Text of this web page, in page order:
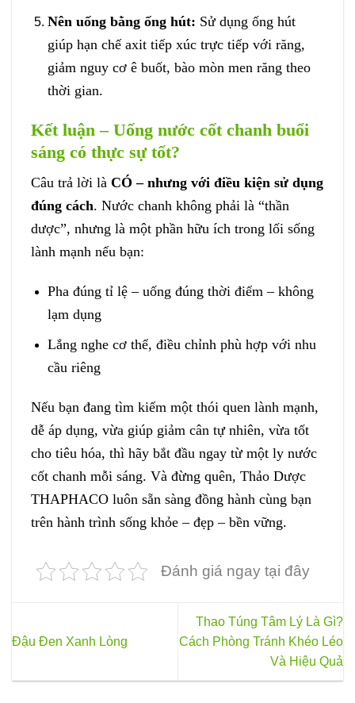
Nên uống bằng ống hút: Sử dụng ống hút
giúp hạn chế axit tiếp xúc trực tiếp với răng,
giảm nguy cơ ê buốt, bào mòn men răng theo
thời gian.
Kết luận – Uống nước cốt chanh buổi
sáng có thực sự tốt?
Câu trả lời là CÓ – nhưng với điều kiện sử dụng
đúng cách. Nước chanh không phải là “thần
dược”, nhưng là một phần hữu ích trong lối sống
lành mạnh nếu bạn:
Pha đúng tỉ lệ – uống đúng thời điểm – không
lạm dụng
Lắng nghe cơ thể, điều chỉnh phù hợp với nhu
cầu riêng
Nếu bạn đang tìm kiếm một thói quen lành mạnh,
dễ áp dụng, vừa giúp giảm cân tự nhiên, vừa tốt
cho tiêu hóa, thì hãy bắt đầu ngay từ một ly nước
cốt chanh mỗi sáng. Và đừng quên, Thảo Dược
THAPHACO luôn sẵn sàng đồng hành cùng bạn
trên hành trình sống khỏe – đẹp – bền vững.
Đánh giá ngay tại đây
Đậu Đen Xanh Lòng
Thao Túng Tâm Lý Là Gì?
Cách Phòng Tránh Khéo Léo
Và Hiệu Quả